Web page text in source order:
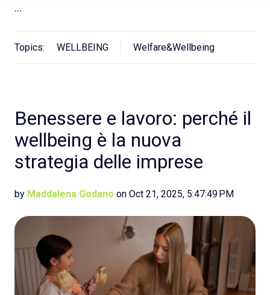
…
Topics: WELLBEING Welfare&Wellbeing
Benessere e lavoro: perché il
wellbeing è la nuova
strategia delle imprese
by Maddalena Godano on Oct 21, 2025, 5:47:49 PM